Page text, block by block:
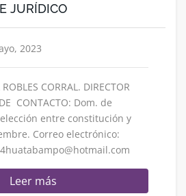
JURÍDICO
2023
CORRAL. DIRECTOR
CONTACTO: Dom. de
entre constitución y
Correo electrónico:
Leer más